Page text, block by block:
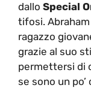
dallo Special
tifosi.
ragazzo
grazie al suo
permettersi di
se sono un